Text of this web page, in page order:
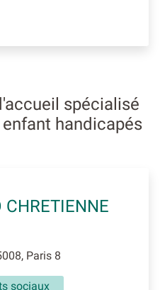
spécialisé
handicapés
Paris 8
sociaux